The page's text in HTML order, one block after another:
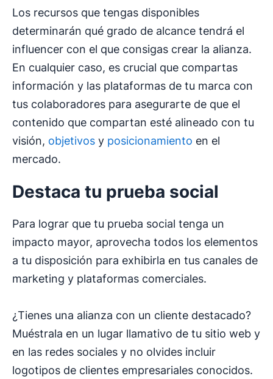
Los recursos que tengas disponibles
determinarán qué grado de alcance tendrá el
influencer con el que consigas crear la alianza.
En cualquier caso, es crucial que compartas
información y las plataformas de tu marca con
tus colaboradores para asegurarte de que el
contenido que compartan esté alineado con tu
visión, objetivos y posicionamiento en el
mercado.
Destaca tu prueba social
Para lograr que tu prueba social tenga un
impacto mayor, aprovecha todos los elementos
a tu disposición para exhibirla en tus canales de
marketing y plataformas comerciales.
¿Tienes una alianza con un cliente destacado?
Muéstrala en un lugar llamativo de tu sitio web y
en las redes sociales y no olvides incluir
logotipos de clientes empresariales conocidos.